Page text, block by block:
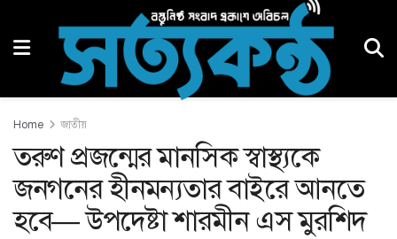
Home জাতীয়
তরুণ প্রজন্মের মানসিক স্বাস্থ্যকে
জনগনের হীনমন্যতার বাইরে আনতে
হবে— উপদেষ্টা শারমীন এস মুরশিদ